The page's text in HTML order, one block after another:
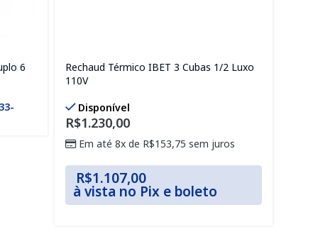
6
Rechaud Térmico IBET 3 Cubas 1/2 Luxo
110V
Disponível
R$1.230,00
Em até 8x de R$153,75 sem juros
R$1.107,00
à vista no Pix e boleto